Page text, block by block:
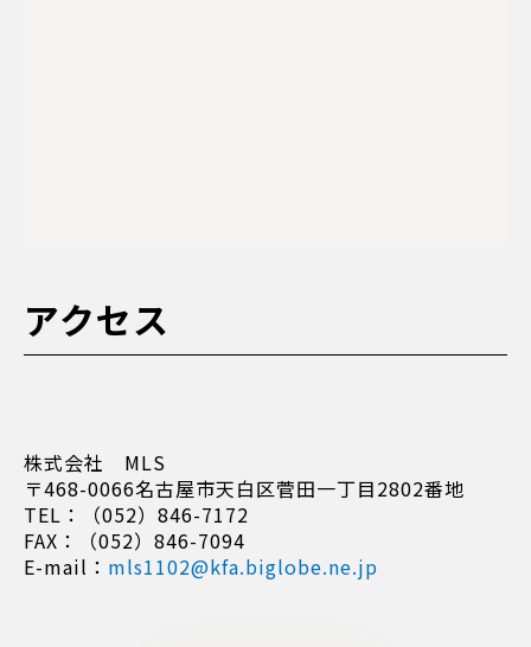
アクセス
株式会社 MLS
〒468-0066名古屋市天白区菅田一丁目2802番地
TEL：（052）846-7172
FAX：（052）846-7094
E-mail： mls1102@kfa.biglobe.ne.jp